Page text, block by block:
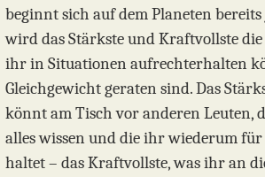
beginnt sich auf dem Planeten bereits
wird das Stärkste und Kraftvollste die
ihr in Situationen aufrechterhalten
Gleichgewicht geraten sind. Das
könnt am Tisch vor anderen Leuten,
alles wissen und die ihr wiederum
haltet – das Kraftvollste, was ihr an